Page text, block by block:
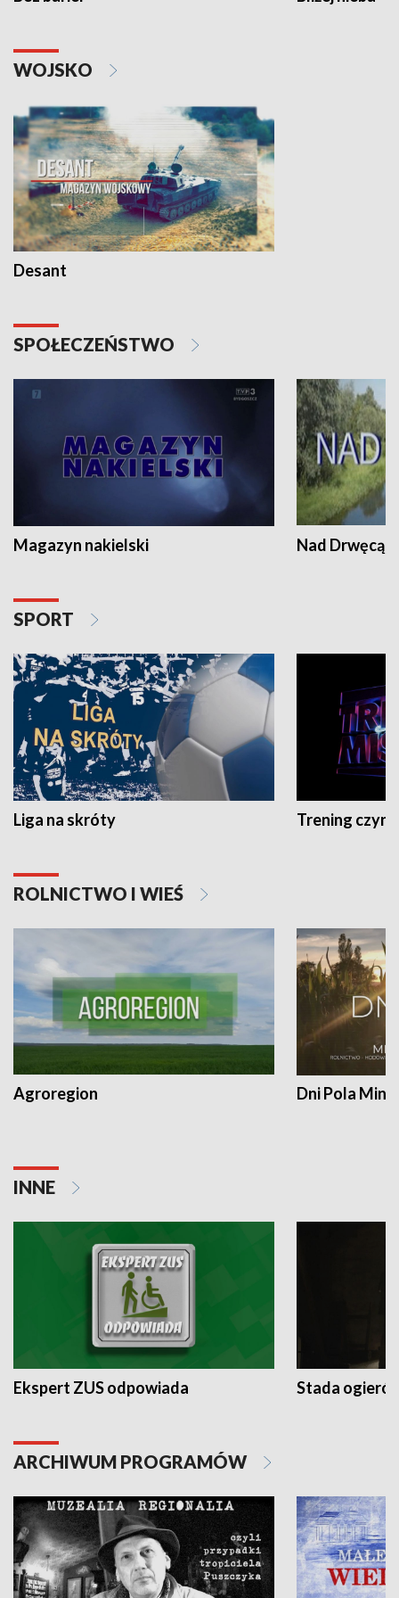
WOJSKO
Desant
SPOŁECZEŃSTWO
Magazyn nakielski Nad Drwęcą
SPORT
Liga na skróty Trening czyni
ROLNICTWO I WIEŚ
Agroregion Dni Pola
INNE
Ekspert ZUS odpowiada Stada
ARCHIWUM PROGRAMÓW